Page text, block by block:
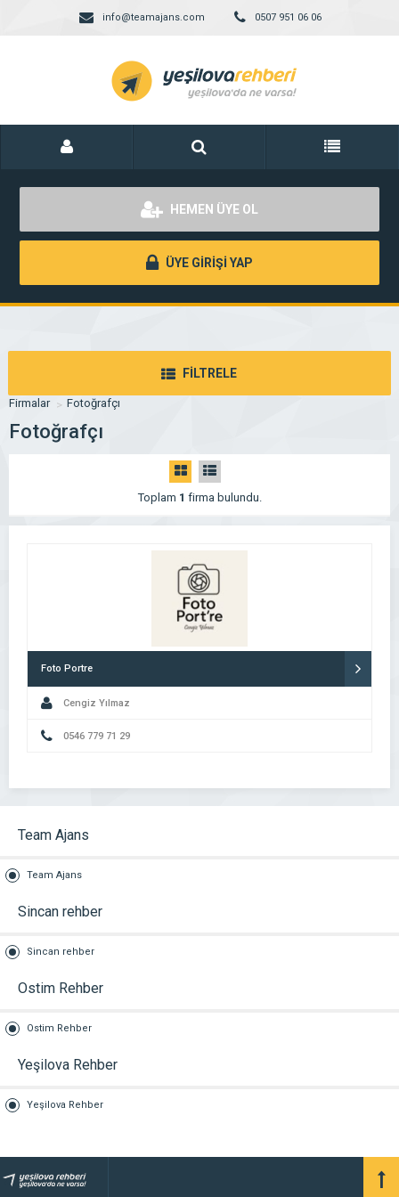
info@teamajans.com 0507 951 06 06
HEMEN ÜYE OL
ÜYE GİRİŞİ YAP
FİLTRELE
Firmalar Fotoğrafçı
Fotoğrafçı
Toplam 1 firma bulundu.
Foto Portre
Cengiz Yılmaz
0546 779 71 29
Team Ajans
Team Ajans
Sincan rehber
Sincan rehber
Ostim Rehber
Ostim Rehber
Yeşilova Rehber
Yeşilova Rehber